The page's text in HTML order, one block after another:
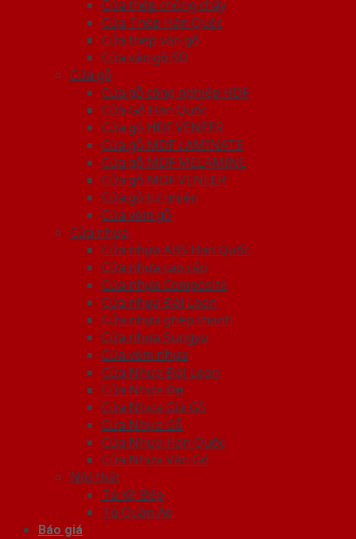
Cửa thép chống cháy
Cửa Thép Hàn Quốc
Cửa thép vân gỗ
Cửa vân gỗ 5D
Cửa gỗ
Cửa gỗ công nghiệp HDF
Cửa Gỗ Hàn Quốc
Cửa gỗ HDF VENEER
Cửa gỗ MDF LAMINATE
Cửa gỗ MDF MELAMINE
Cửa gỗ MDF VENEER
Cửa gỗ tự nhiên
Cửa vòm gỗ
Cửa nhựa
Cửa nhựa ABS Hàn Quốc
Cửa nhựa cao cấp
Cửa nhựa Composite
Cửa nhựa Đài Loan
Cửa nhựa ghép thanh
Cửa nhựa Sungyu
Cửa vòm nhựa
Cửa Nhựa Đài Loan
Cửa Nhựa Đẹp
Cửa Nhựa Giả Gỗ
Cửa Nhựa Gỗ
Cửa Nhựa Hàn Quốc
Cửa Nhựa Vân Gỗ
Nội thất
Tủ Kệ Bếp
Tủ Quần Áo
Báo giá